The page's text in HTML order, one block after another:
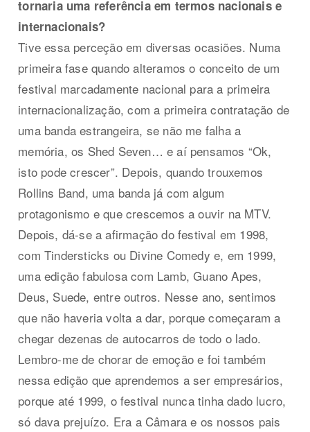
tornaria uma referência em termos nacionais e
internacionais?
Tive essa perceção em diversas ocasiões. Numa
primeira fase quando alteramos o conceito de um
festival marcadamente nacional para a primeira
internacionalização, com a primeira contratação de
uma banda estrangeira, se não me falha a
memória, os Shed Seven… e aí pensamos “Ok,
isto pode crescer”. Depois, quando trouxemos
Rollins Band, uma banda já com algum
protagonismo e que crescemos a ouvir na MTV.
Depois, dá-se a afirmação do festival em 1998,
com Tindersticks ou Divine Comedy e, em 1999,
uma edição fabulosa com Lamb, Guano Apes,
Deus, Suede, entre outros. Nesse ano, sentimos
que não haveria volta a dar, porque começaram a
chegar dezenas de autocarros de todo o lado.
Lembro-me de chorar de emoção e foi também
nessa edição que aprendemos a ser empresários,
porque até 1999, o festival nunca tinha dado lucro,
só dava prejuízo. Era a Câmara e os nossos pais